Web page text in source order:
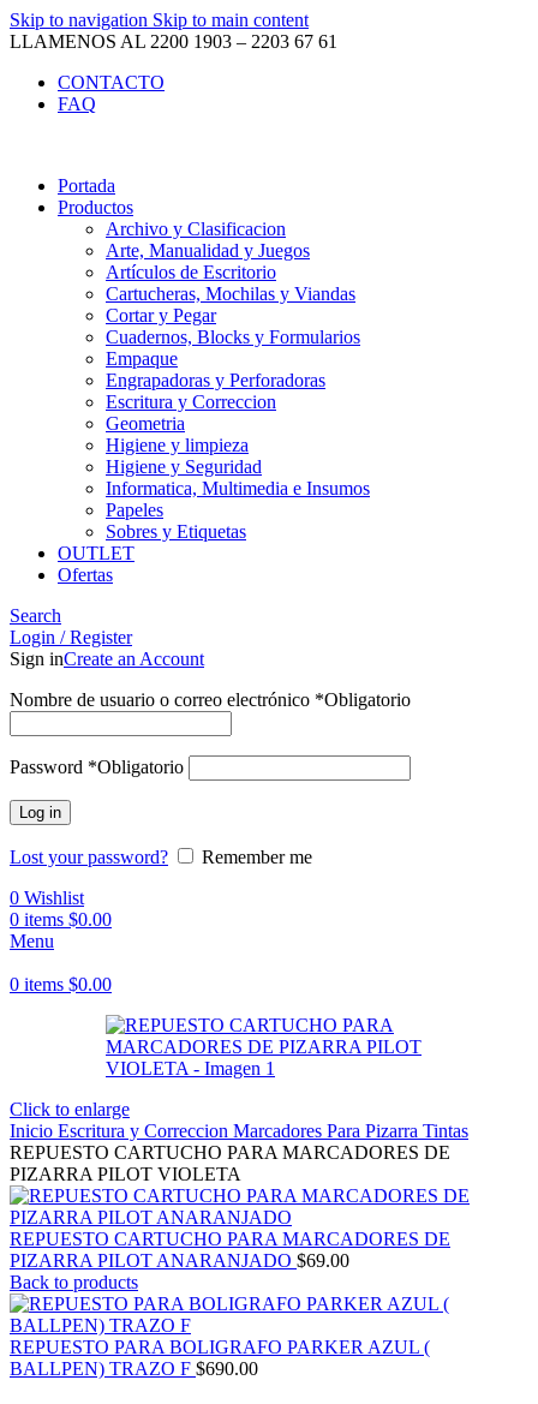
Skip to navigation Skip to main content
LLAMENOS AL 2200 1903 – 2203 67 61
CONTACTO
FAQ
Portada
Productos
Archivo y Clasificacion
Arte, Manualidad y Juegos
Artículos de Escritorio
Cartucheras, Mochilas y Viandas
Cortar y Pegar
Cuadernos, Blocks y Formularios
Empaque
Engrapadoras y Perforadoras
Escritura y Correccion
Geometria
Higiene y limpieza
Higiene y Seguridad
Informatica, Multimedia e Insumos
Papeles
Sobres y Etiquetas
OUTLET
Ofertas
Search
Login / Register
Sign inCreate an Account
Nombre de usuario o correo electrónico *Obligatorio
Password *Obligatorio
Log in
Lost your password?
Remember me
0 Wishlist
0 items $0.00
Menu
0 items $0.00
Click to enlarge
Inicio Escritura y Correccion Marcadores Para Pizarra Tintas
REPUESTO CARTUCHO PARA MARCADORES DE
PIZARRA PILOT VIOLETA
REPUESTO CARTUCHO PARA MARCADORES DE
PIZARRA PILOT ANARANJADO $69.00
Back to products
REPUESTO PARA BOLIGRAFO PARKER AZUL (
BALLPEN) TRAZO F $690.00